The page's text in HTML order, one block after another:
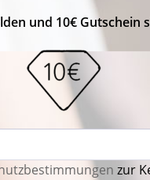
und 10€ Gutschein
zur